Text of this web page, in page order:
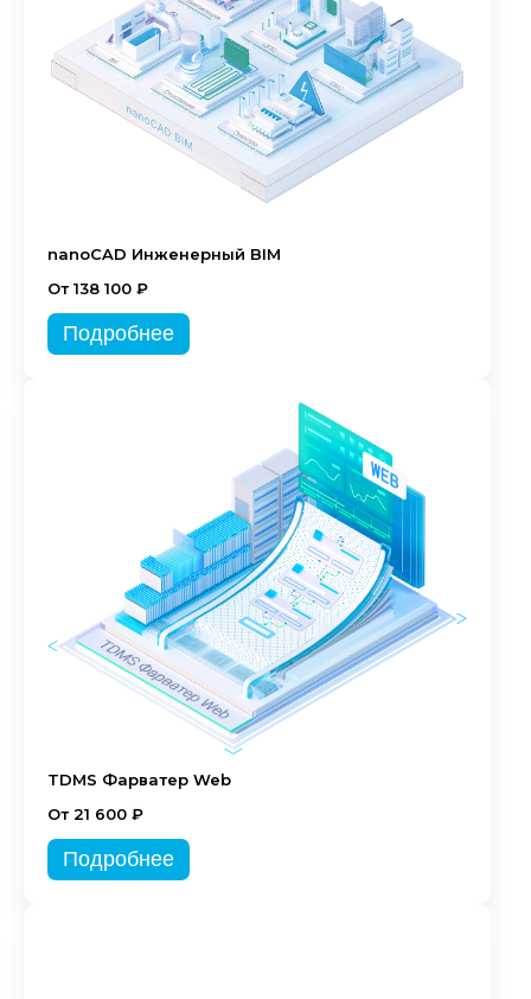
nanoCAD Инженерный BIM
От 138 100 ₽
Подробнее
TDMS Фарватер Web
От 21 600 ₽
Подробнее